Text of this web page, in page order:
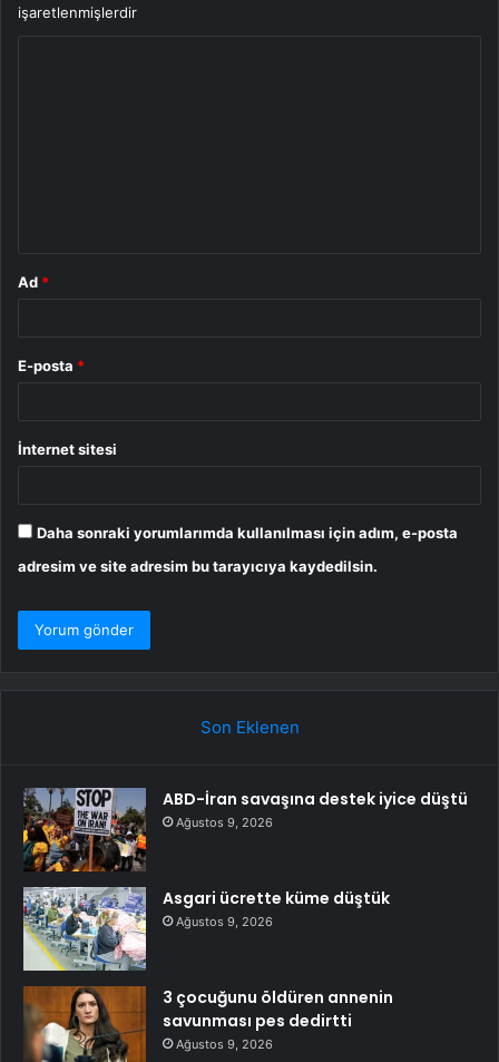
işaretlenmişlerdir
Ad *
E-posta *
İnternet sitesi
Daha sonraki yorumlarımda kullanılması için adım, e-posta
adresim ve site adresim bu tarayıcıya kaydedilsin.
Son Eklenen
ABD-İran savaşına destek iyice düştü
Ağustos 9, 2026
Asgari ücrette küme düştük
Ağustos 9, 2026
3 çocuğunu öldüren annenin
savunması pes dedirtti
Ağustos 9, 2026